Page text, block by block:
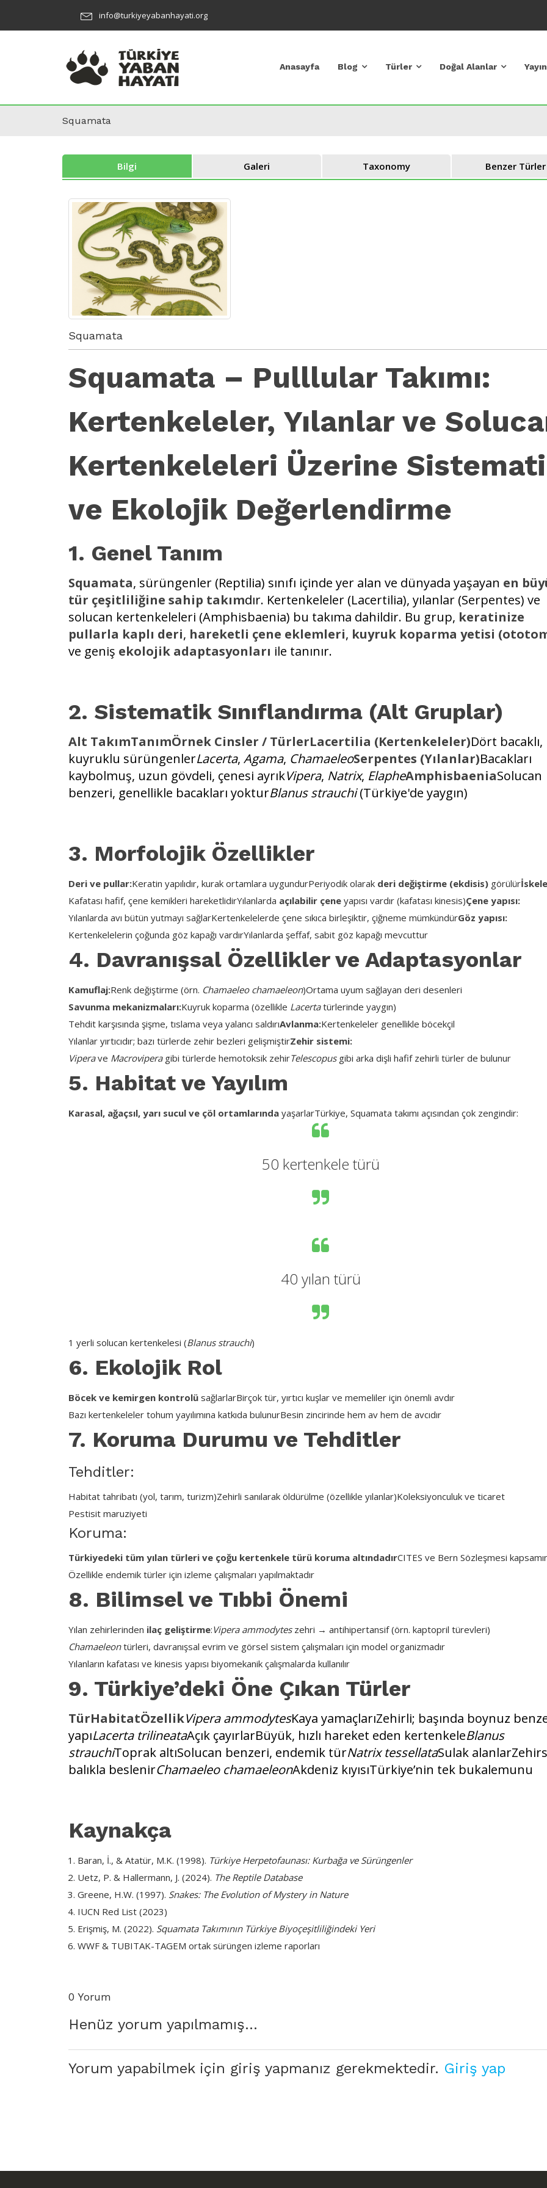
info@turkiyeyabanhayati.org
Anasayfa Blog Türler Doğal Alanlar
Squamata
Bilgi Galeri Taxonomy Benzer Türler
Squamata
Squamata – Pulllular Takımı:
Kertenkeleler, Yılanlar ve
Kertenkeleleri Üzerine
ve Ekolojik Değerlendirme
1. Genel Tanım
Squamata, sürüngenler (Reptilia) sınıfı içinde yer alan ve dünyada yaşayan en
tür çeşitliliğine sahip takımdır. Kertenkeleler (Lacertilia), yılanlar (Serpentes) ve
solucan kertenkeleleri (Amphisbaenia) bu takıma dahildir. Bu grup, keratinize
pullarla kaplı deri, hareketli çene eklemleri, kuyruk koparma yetisi
ve geniş ekolojik adaptasyonları ile tanınır.
2. Sistematik Sınıflandırma (Alt Gruplar)
Alt TakımTanımÖrnek Cinsler / TürlerLacertilia (Kertenkeleler)Dört bacaklı,
kuyruklu sürüngenlerLacerta, Agama, ChamaeleoSerpentes (Yılanlar)Bacakları
kaybolmuş, uzun gövdeli, çenesi ayrıkVipera, Natrix, ElapheAmphisbaeniaSolucan
benzeri, genellikle bacakları yokturBlanus strauchi(Türkiye'de yaygın)
3. Morfolojik Özellikler
Deri ve pullar:Keratin yapılıdır, kurak ortamlara uygundurPeriyodik olarak deri değiştirme (ekdisis) görülür
Kafatası hafif, çene kemikleri hareketlidirYılanlarda açılabilir çene yapısı vardır (kafatası kinesis)Çene yapısı:
Yılanlarda avı bütün yutmayı sağlarKertenkelelerde çene sıkıca birleşiktir, çiğneme mümkündürGöz yapısı:
Kertenkelelerin çoğunda göz kapağı vardırYılanlarda şeffaf, sabit göz kapağı mevcuttur
4. Davranışsal Özellikler ve Adaptasyonlar
Kamuflaj:Renk değiştirme (örn. Chamaeleo chamaeleon)Ortama uyum sağlayan deri desenleri
Savunma mekanizmaları:Kuyruk koparma (özellikle Lacertatürlerinde yaygın)
Tehdit karşısında şişme, tıslama veya yalancı saldırıAvlanma:Kertenkeleler genellikle böcekçil
Yılanlar yırtıcıdır; bazı türlerde zehir bezleri gelişmiştirZehir sistemi:
Viperave Macroviperagibi türlerde hemotoksik zehirTelescopusgibi arka dişli hafif zehirli türler de bulunur
5. Habitat ve Yayılım
Karasal, ağaçsıl, yarı sucul ve çöl ortamlarında yaşarlarTürkiye, Squamata takımı açısından çok zengindir:
50 kertenkele türü
40 yılan türü
1 yerli solucan kertenkelesi (Blanus strauchi)
6. Ekolojik Rol
Böcek ve kemirgen kontrolü sağlarlarBirçok tür, yırtıcı kuşlar ve memeliler için önemli avdır
Bazı kertenkeleler tohum yayılımına katkıda bulunurBesin zincirinde hem av hem de avcıdır
7. Koruma Durumu ve Tehditler
Tehditler:
Habitat tahribatı (yol, tarım, turizm)Zehirli sanılarak öldürülme (özellikle yılanlar)Koleksiyonculuk ve ticaret
Pestisit maruziyeti
Koruma:
Türkiyedeki tüm yılan türleri ve çoğu kertenkele türü koruma altındadırCITES ve Bern Sözleşmesi
Özellikle endemik türler için izleme çalışmaları yapılmaktadır
8. Bilimsel ve Tıbbi Önemi
Yılan zehirlerinden ilaç geliştirme:Vipera ammodyteszehri → antihipertansif (örn. kaptopril türevleri)
Chamaeleontürleri, davranışsal evrim ve görsel sistem çalışmaları için model organizmadır
Yılanların kafatası ve kinesis yapısı biyomekanik çalışmalarda kullanılır
9. Türkiye’deki Öne Çıkan Türler
TürHabitatÖzellikVipera ammodytesKaya yamaçlarıZehirli; başında boynuz
yapıLacerta trilineataAçık çayırlarBüyük, hızlı hareket eden kertenkeleBlanus
strauchiToprak altıSolucan benzeri, endemik türNatrix tessellataSulak
balıkla beslenirChamaeleo chamaeleonAkdeniz kıyısıTürkiye’nin tek bukalemunu
Kaynakça
Baran, İ., & Atatür, M.K. (1998). Türkiye Herpetofaunası: Kurbağa ve Sürüngenler
Uetz, P. & Hallermann, J. (2024). The Reptile Database
Greene, H.W. (1997). Snakes: The Evolution of Mystery in Nature
IUCN Red List (2023)
Erişmiş, M. (2022). Squamata Takımının Türkiye Biyoçeşitliliğindeki Yeri
WWF & TUBITAK-TAGEM ortak sürüngen izleme raporları
0 Yorum
Henüz yorum yapılmamış...
Yorum yapabilmek için giriş yapmanız gerekmektedir. Giriş yap